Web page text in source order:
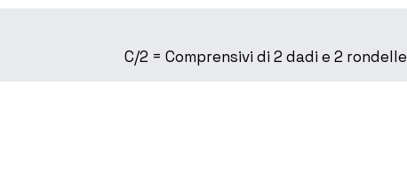
C/2 = Comprensivi di 2 dadi e 2 rondelle